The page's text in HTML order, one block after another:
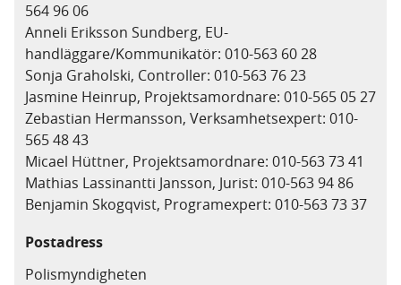
564 96 06
Anneli Eriksson Sundberg, EU-
handläggare/Kommunikatör: 010-563 60 28
Sonja Graholski, Controller: 010-563 76 23
Jasmine Heinrup, Projektsamordnare: 010-565 05 27
Zebastian Hermansson, Verksamhetsexpert: 010-
565 48 43
Micael Hüttner, Projektsamordnare: 010-563 73 41
Mathias Lassinantti Jansson, Jurist: 010-563 94 86
Benjamin Skogqvist, Programexpert: 010-563 73 37
Postadress
Polismyndigheten